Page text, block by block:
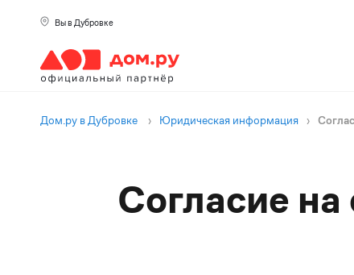
Вы в Дубровке
Дом.ру в Дубровке › Юридическая информация ›
Согласие